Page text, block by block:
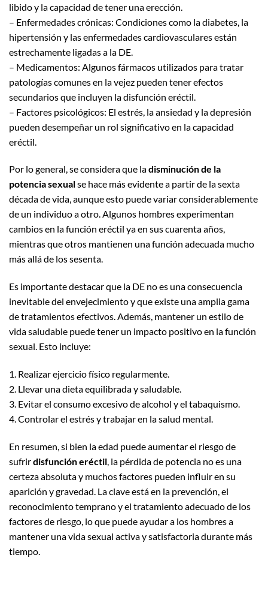
libido y la capacidad de tener una erección.
– Enfermedades crónicas: Condiciones como la diabetes, la
hipertensión y las enfermedades cardiovasculares están
estrechamente ligadas a la DE.
– Medicamentos: Algunos fármacos utilizados para tratar
patologías comunes en la vejez pueden tener efectos
secundarios que incluyen la disfunción eréctil.
– Factores psicológicos: El estrés, la ansiedad y la depresión
pueden desempeñar un rol significativo en la capacidad
eréctil.
Por lo general, se considera que ladisminución de la
potencia sexualse hace más evidente a partir de la sexta
década de vida, aunque esto puede variar considerablemente
de un individuo a otro. Algunos hombres experimentan
cambios en la función eréctil ya en sus cuarenta años,
mientras que otros mantienen una función adecuada mucho
más allá de los sesenta.
Es importante destacar que la DE no es una consecuencia
inevitable del envejecimiento y que existe una amplia gama
de tratamientos efectivos. Además, mantener un estilo de
vida saludable puede tener un impacto positivo en la función
sexual. Esto incluye:
1. Realizar ejercicio físico regularmente.
2. Llevar una dieta equilibrada y saludable.
3. Evitar el consumo excesivo de alcohol y el tabaquismo.
4. Controlar el estrés y trabajar en la salud mental.
En resumen, si bien la edad puede aumentar el riesgo de
sufrirdisfunción eréctil , la pérdida de potencia no es una
certeza absoluta y muchos factores pueden influir en su
aparición y gravedad. La clave está en la prevención, el
reconocimiento temprano y el tratamiento adecuado de los
factores de riesgo, lo que puede ayudar a los hombres a
mantener una vida sexual activa y satisfactoria durante más
tiempo.